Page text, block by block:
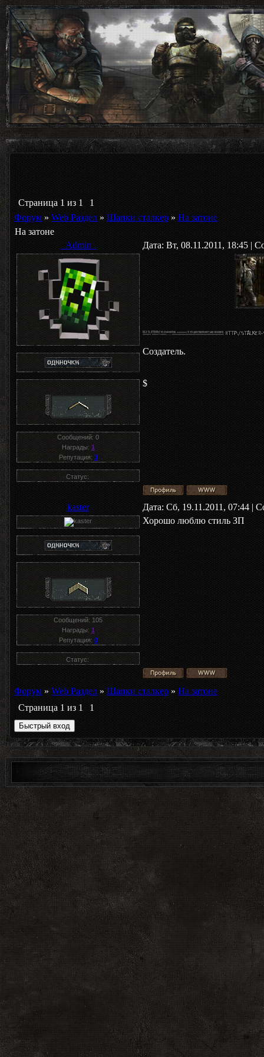
Страница 1 из 1
1
Форум » Web Раздел » Шапки сталкер » На затоне
На затоне
_Admin_
Дата: Вт, 08.11.2011, 18:45 |
Сообщений: 0
Награды: 1
Репутация: 3
Статус:
Создатель.
$
kaster Дата: Сб, 19.11.2011, 07:44 |
Сообщений: 105
Награды: 1
Репутация: 0
Статус:
Хорошо люблю стиль ЗП
Форум » Web Раздел » Шапки сталкер » На затоне
Страница 1 из 1 1